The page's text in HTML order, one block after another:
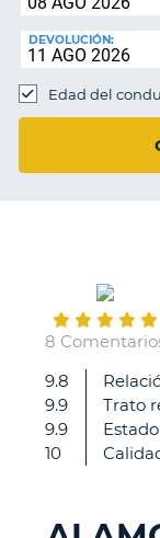
DEVOLUCIÓN:
Edad del
8
9.8
9.9
9.9
10
Trato